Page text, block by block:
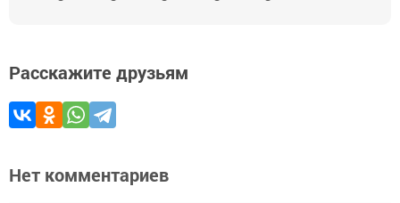
Расскажите друзьям
Нет комментариев